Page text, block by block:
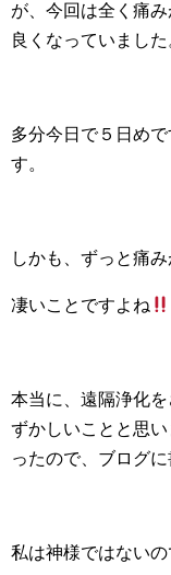
が、今回は全く痛
良くなっていました
多分今日で５日め
す。
しかも、ずっと痛
凄いことですよね
本当に、遠隔浄化
ずかしいことと思
ったので、ブログに
私は神様ではないの